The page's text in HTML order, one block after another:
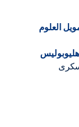
العلوم